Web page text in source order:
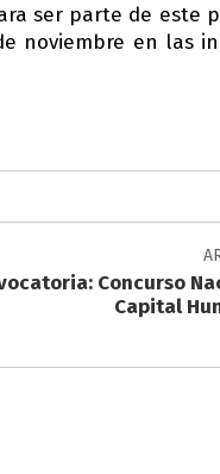
ser parte de este
noviembre en las
Concurso
Capital